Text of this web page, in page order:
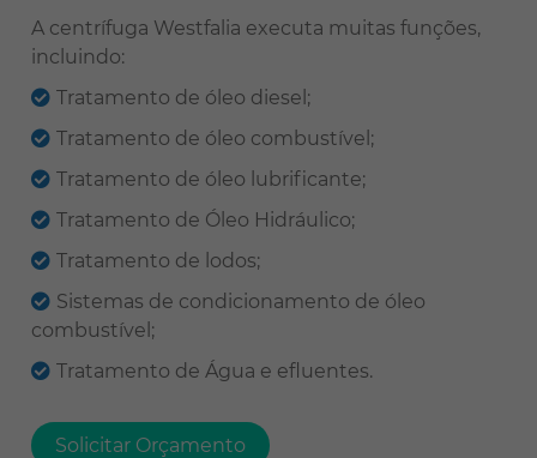
A centrífuga Westfalia executa muitas funções,
incluindo:
Tratamento de óleo diesel;
Tratamento de óleo combustível;
Tratamento de óleo lubrificante;
Tratamento de Óleo Hidráulico;
Tratamento de lodos;
Sistemas de condicionamento de óleo
combustível;
Tratamento de Água e efluentes.
Solicitar Orçamento